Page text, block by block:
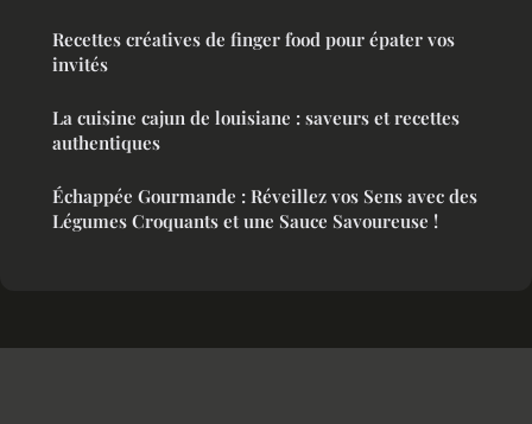
Recettes créatives de finger food pour épater vos
invités
La cuisine cajun de louisiane : saveurs et recettes
authentiques
Échappée Gourmande : Réveillez vos Sens avec des
Légumes Croquants et une Sauce Savoureuse !